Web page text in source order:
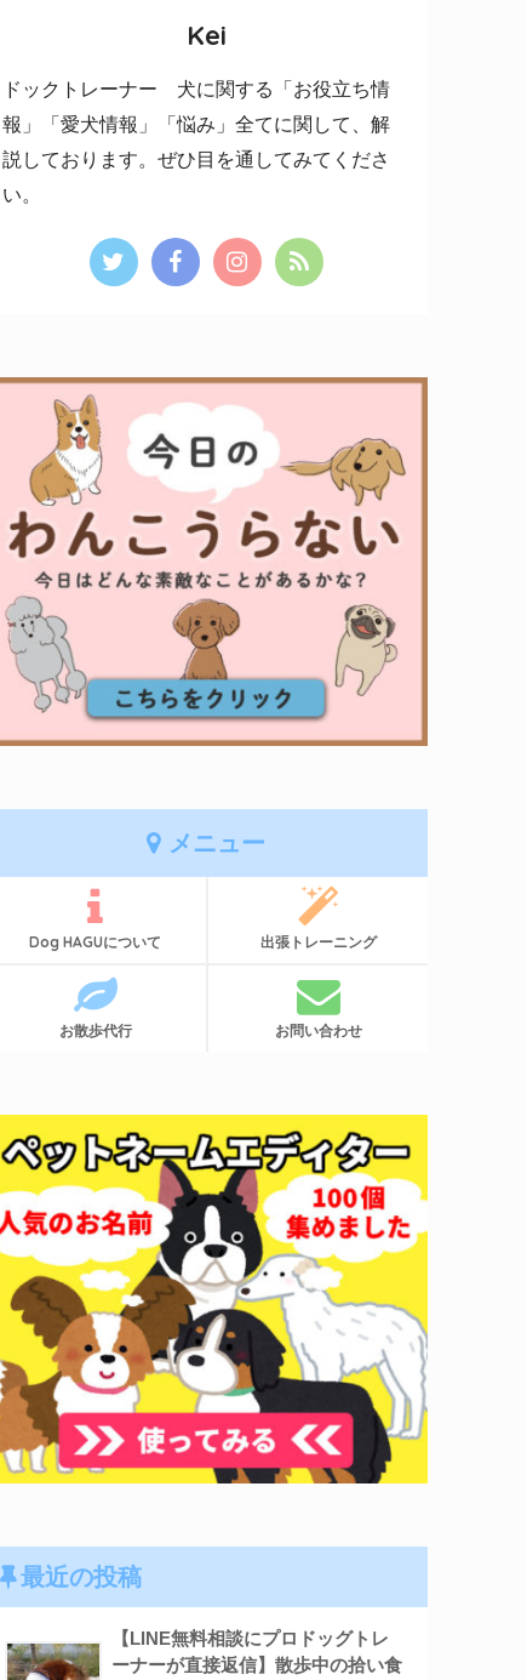
Kei
ドックトレーナー 犬に関する「お役立ち情
報」「愛犬情報」「悩み」全てに関して、解
説しております。ぜひ目を通してみてくださ
い。
メニュー
Dog HAGUについて 出張トレーニング
お散歩代行 お問い合わせ
最近の投稿
【LINE無料相談にプロドッグトレ
ーナーが直接返信】散歩中の拾い食